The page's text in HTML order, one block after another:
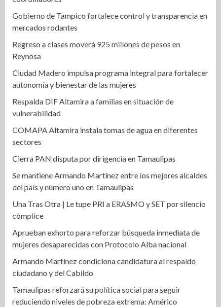
Gobierno de Tampico fortalece control y transparencia en
mercados rodantes
Regreso a clases moverá 925 millones de pesos en
Reynosa
Ciudad Madero impulsa programa integral para fortalecer
autonomía y bienestar de las mujeres
Respalda DIF Altamira a familias en situación de
vulnerabilidad
COMAPA Altamira instala tomas de agua en diferentes
sectores
Cierra PAN disputa por dirigencia en Tamaulipas
Se mantiene Armando Martínez entre los mejores alcaldes
del país y número uno en Tamaulipas
Una Tras Otra | Le tupe PRI a ERASMO y SET por silencio
cómplice
Aprueban exhorto para reforzar búsqueda inmediata de
mujeres desaparecidas con Protocolo Alba nacional
Armando Martínez condiciona candidatura al respaldo
ciudadano y del Cabildo
Tamaulipas reforzará su política social para seguir
reduciendo niveles de pobreza extrema: Américo